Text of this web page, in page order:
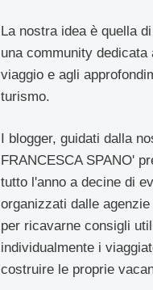
La nostra idea è quella
una community dedicata
viaggio e agli
turismo.
I blogger, guidati dalla
FRANCESCA SPANO'
tutto l'anno a decine di
organizzati dalle
per ricavarne consigli
individualmente i
costruire le proprie